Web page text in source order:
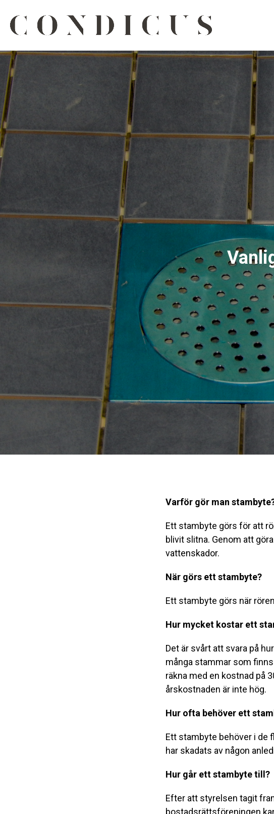
Varför gör man
Ett stambyte görs för att
blivit slitna. Genom att
vattenskador.
När görs ett stambyte?
Ett stambyte görs när
Hur mycket kostar ett
Det är svårt att svara på
många stammar som
räkna med en kostnad på
årskostnaden är inte hög.
Hur ofta behöver ett
Ett stambyte behöver i de
har skadats av någon
Hur går ett stambyte till?
Efter att styrelsen tagit
bostadsrättsföreningen